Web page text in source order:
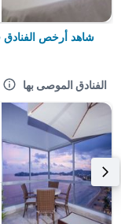
شاهد أرخص الفنادق
الفنادق الموصى بها